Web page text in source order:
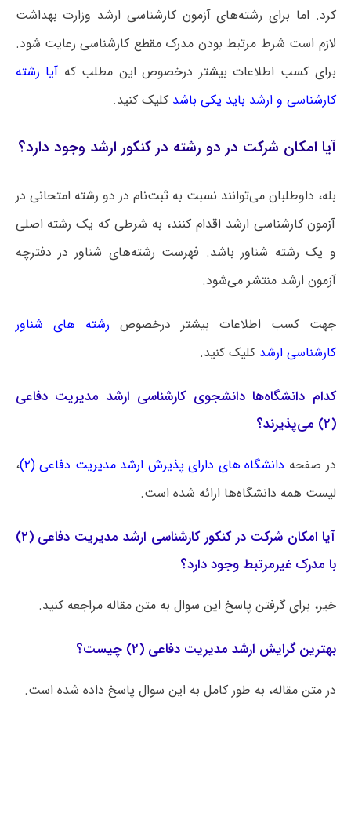
کرد. اما برای رشته‌های آزمون کارشناسی ارشد وزارت بهداشت
لازم است شرط مرتبط بودن مدرک مقطع کارشناسی رعایت شود.
برای کسب اطلاعات بیشتر درخصوص این مطلب که آیا رشته
کارشناسی و ارشد باید یکی باشد کلیک کنید.
آیا امکان شرکت در دو رشته در کنکور ارشد وجود دارد؟
بله، داوطلبان می‌توانند نسبت به ثبت‌نام در دو رشته امتحانی در
آزمون کارشناسی ارشد اقدام کنند، به شرطی که یک رشته اصلی
و یک رشته شناور باشد. فهرست رشته‌های شناور در دفترچه
آزمون ارشد منتشر می‌شود.
جهت کسب اطلاعات بیشتر درخصوص رشته های شناور
کارشناسی ارشد کلیک کنید.
کدام دانشگاه‌ها دانشجوی کارشناسی ارشد مدیریت دفاعی
(۲) می‌پذیرند؟
در صفحه دانشگاه های دارای پذیرش ارشد مدیریت دفاعی (۲) ،
لیست همه دانشگاه‌ها ارائه شده است.
آیا امکان شرکت در کنکور کارشناسی ارشد مدیریت دفاعی (۲)
با مدرک غیرمرتبط وجود دارد؟
خیر، برای گرفتن پاسخ این سوال به متن مقاله مراجعه کنید.
بهترین گرایش ارشد مدیریت دفاعی (۲) چیست؟
در متن مقاله، به طور کامل به این سوال پاسخ داده شده است.